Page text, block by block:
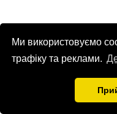
Ми використовуємо
трафіку та реклами.
© Патріоти України 2026
info